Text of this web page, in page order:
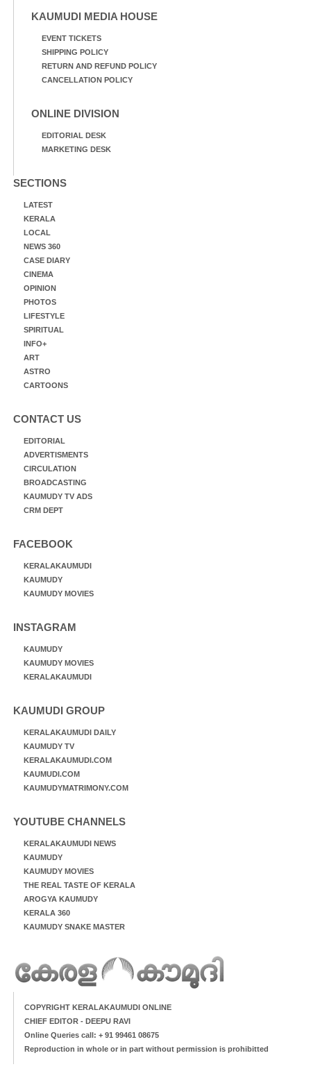
KAUMUDI MEDIA HOUSE
EVENT TICKETS
SHIPPING POLICY
RETURN AND REFUND POLICY
CANCELLATION POLICY
ONLINE DIVISION
EDITORIAL DESK
MARKETING DESK
SECTIONS
LATEST
KERALA
LOCAL
NEWS 360
CASE DIARY
CINEMA
OPINION
PHOTOS
LIFESTYLE
SPIRITUAL
INFO+
ART
ASTRO
CARTOONS
CONTACT US
EDITORIAL
ADVERTISMENTS
CIRCULATION
BROADCASTING
KAUMUDY TV ADS
CRM DEPT
FACEBOOK
KERALAKAUMUDI
KAUMUDY
KAUMUDY MOVIES
INSTAGRAM
KAUMUDY
KAUMUDY MOVIES
KERALAKAUMUDI
KAUMUDI GROUP
KERALAKAUMUDI DAILY
KAUMUDY TV
KERALAKAUMUDI.COM
KAUMUDI.COM
KAUMUDYMATRIMONY.COM
YOUTUBE CHANNELS
KERALAKAUMUDI NEWS
KAUMUDY
KAUMUDY MOVIES
THE REAL TASTE OF KERALA
AROGYA KAUMUDY
KERALA 360
KAUMUDY SNAKE MASTER
COPYRIGHT KERALAKAUMUDI ONLINE
CHIEF EDITOR - DEEPU RAVI
Online Queries call: + 91 99461 08675
Reproduction in whole or in part without permission is prohibitted